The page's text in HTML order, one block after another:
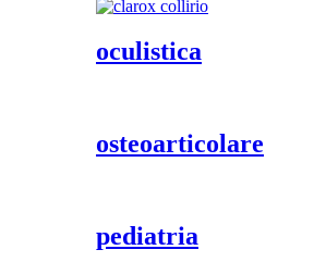
oculistica
osteoarticolare
pediatria